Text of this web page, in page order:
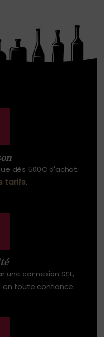
dès 500€ d'achat.
tarifs.
connexion SSL,
toute confiance.